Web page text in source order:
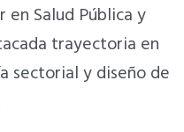
Salud Pública y
trayectoria en
sectorial y diseño de